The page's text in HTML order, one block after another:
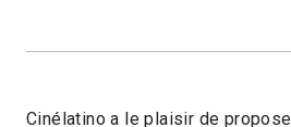
Cinélatino a le plaisir de